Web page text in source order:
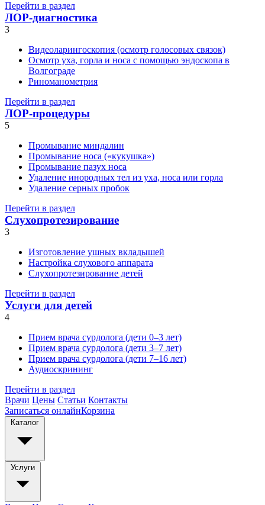
Перейти в раздел
ЛОР-диагностика
3
Видеоларингоскопия (осмотр голосовых связок)
Осмотр уха, горла и носа с помощью эндоскопа в
Волгограде
Риноманометрия
Перейти в раздел
ЛОР-процедуры
5
Промывание миндалин
Промывание носа («кукушка»)
Промывание пазух носа
Удаление инородных тел из уха, носа или горла
Удаление серных пробок
Перейти в раздел
Слухопротезирование
3
Изготовление ушных вкладышей
Настройка слухового аппарата
Слухопротезирование детей
Перейти в раздел
Услуги для детей
4
Прием врача сурдолога (дети 0–3 лет)
Прием врача сурдолога (дети 3–7 лет)
Прием врача сурдолога (дети 7–16 лет)
Аудиоскрининг
Перейти в раздел
Врачи Цены Статьи Контакты
Записаться онлайнКорзина
Каталог
Услуги